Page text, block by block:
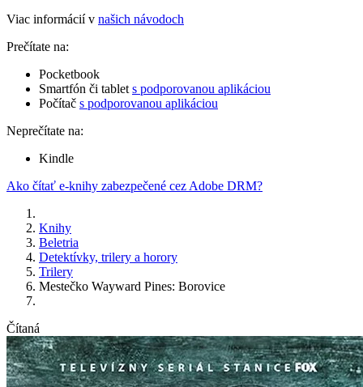
Viac informácií v našich návodoch
Prečítate na:
Pocketbook
Smartfón či tablet s podporovanou aplikáciou
Počítač s podporovanou aplikáciou
Neprečítate na:
Kindle
Ako čítať e-knihy zabezpečené cez Adobe DRM?
Knihy
Beletria
Detektívky, trilery a horory
Trilery
Mestečko Wayward Pines: Borovice
Čítaná